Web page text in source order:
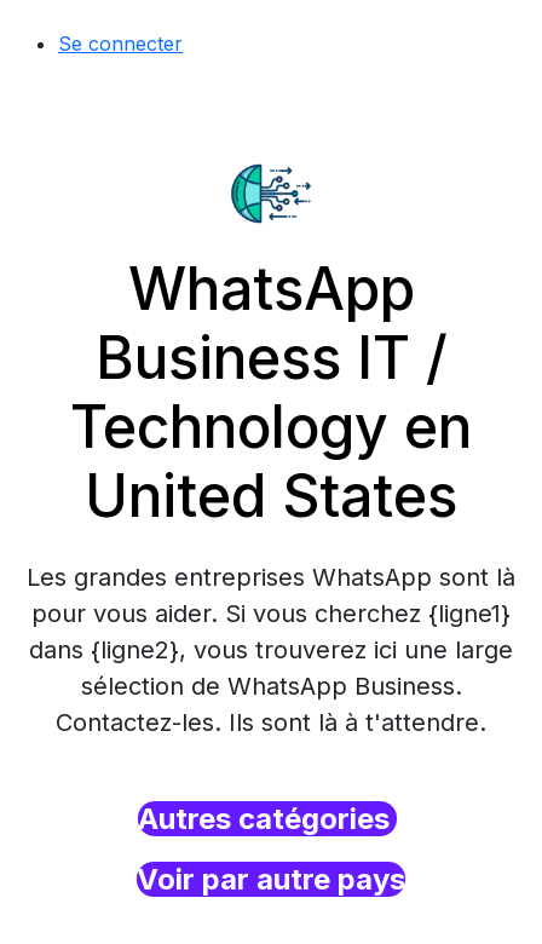
Se connecter
WhatsApp
Business IT /
Technology en
United States
Les grandes entreprises WhatsApp sont là
pour vous aider. Si vous cherchez {ligne1}
dans {ligne2}, vous trouverez ici une large
sélection de WhatsApp Business.
Contactez-les. Ils sont là à t'attendre.
Autres catégories
Voir par autre pays